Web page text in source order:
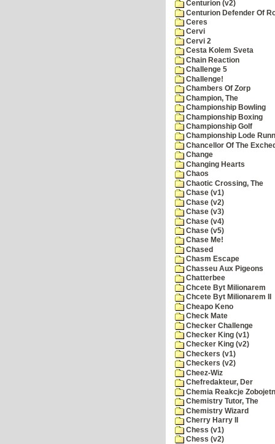
Centurion (v2)
Centurion Defender Of
Ceres
Cervi
Cervi 2
Cesta Kolem Sveta
Chain Reaction
Challenge 5
Challenge!
Chambers Of Zorp
Champion, The
Championship Bowling
Championship Boxing
Championship Golf
Championship Lode
Chancellor Of The
Change
Changing Hearts
Chaos
Chaotic Crossing, The
Chase (v1)
Chase (v2)
Chase (v3)
Chase (v4)
Chase (v5)
Chase Me!
Chased
Chasm Escape
Chasseu Aux Pigeons
Chatterbee
Chcete Byt Milionarem
Chcete Byt Milionarem II
Cheapo Keno
Check Mate
Checker Challenge
Checker King (v1)
Checker King (v2)
Checkers (v1)
Checkers (v2)
Cheez-Wiz
Chefredakteur, Der
Chemia Reakcje
Chemistry Tutor, The
Chemistry Wizard
Cherry Harry II
Chess (v1)
Chess (v2)